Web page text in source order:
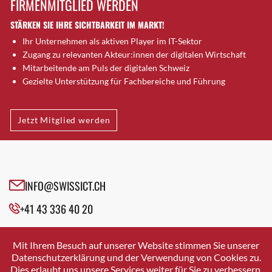
Brütten
Bubendorf
Bubikon
Buchs (SG)
Burgdorf
Bülach
Cazis
Cham
Davos Platz
Davos Platz 1
Dietikon
Dietlikon
FIRMENMITGLIED WERDEN
STÄRKEN SIE IHRE SICHTBARKEIT IM MARKT!
Ihr Unternehmen als aktiven Player im IT-Sektor
Zugang zu relevanten Akteur:innen der digitalen Wirtschaft
Mitarbeitende am Puls der digitalen Schweiz
Gezielte Unterstützung für Fachbereiche und Führung
Jetzt Mitglied werden
INFO@SWISSICT.CH
+41 43 336 40 20
SWISSICT
VULKANSTRASSE 120
8048 ZURICH
Mit Ihrem Besuch auf unserer Website stimmen Sie unserer
Datenschutzerklärung und der Verwendung von Cookies zu.
Dies erlaubt uns unsere Services weiter für Sie zu verbessern.